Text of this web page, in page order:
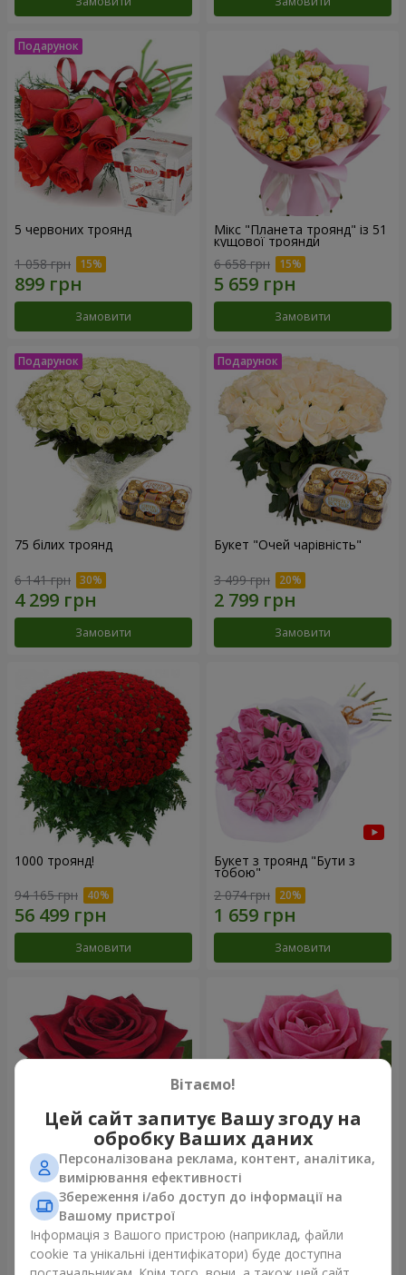
5 червоних троянд
1 058 грн
Замовити
Мікс "Планета троянд" із 51
кущової троянди
6 658 грн
Замовити
75 білих троянд
6 141 грн
Замовити
Букет "Очей чарівність"
3 499 грн
Замовити
1000 троянд!
94 165 грн
Замовити
Букет з троянд "Бути з
тобою"
2 074 грн
Замовити
Червона троянда
(поштучно)
Замовити
Рожева троянда (поштучно)
Замовити
Вітаємо!
Цей сайт запитує Вашу згоду на
обробку Ваших даних
Персоналізована реклама, контент, аналітика,
вимірювання ефективності
Збереження і/або доступ до інформації на
Вашому пристрої
Інформація з Вашого пристрою (наприклад, файли
cookie та унікальні ідентифікатори) буде доступна